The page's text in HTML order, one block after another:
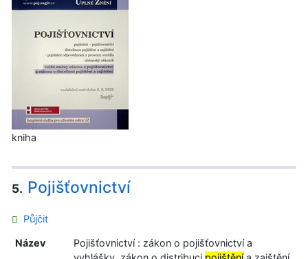
kniha
5. Pojišťovnictví
Půjčit
Název
Pojišťovnictví : zákon o pojišťovnictví a